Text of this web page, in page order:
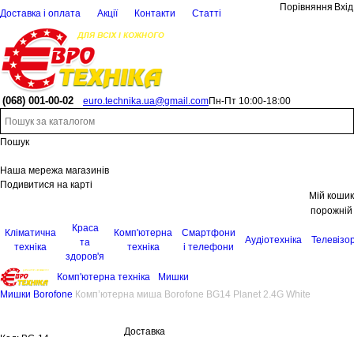
Доставка і оплата Акції Контакти Статті
Порівняння Вхід
(068) 001-00-02 euro.technika.ua@gmail.comПн-Пт 10:00-18:00
Пошук
Наша мережа магазинів
Подивитися на карті
Мій кошик
порожній
Кліматична
техніка
Краса
та
здоров'я
Комп'ютерна
техніка
Смартфони
і телефони
Аудіотехніка
Комп'ютерна техніка
Мишки
Мишки Borofone Комп’ютерна миша Borofone BG14 Planet 2.4G White
Доставка